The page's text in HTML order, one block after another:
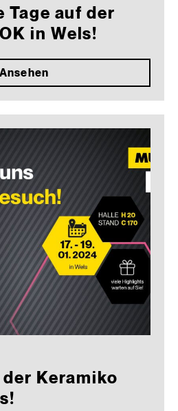
Tage auf der
in Wels!
Ansehen
Keramiko